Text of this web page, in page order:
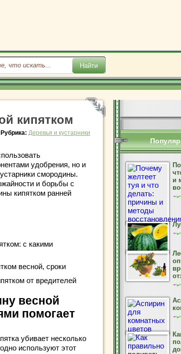
кипятком
Рубрика: Деревья и кустарники
удобрения, но и
смородины.
и борьбы с
кипятком ранней
с какими
весной, сроки
от вредителей
весной
помогает
убивает несколько
используют этот
и